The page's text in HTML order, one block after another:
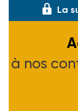
La
à nos